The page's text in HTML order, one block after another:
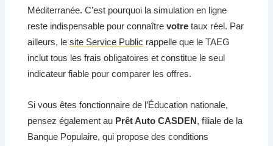
Méditerranée. C’est pourquoi la simulation en ligne
reste indispensable pour connaîtrevotre taux réel. Par
ailleurs, lesite Service Public rappelle que le TAEG
inclut tous les frais obligatoires et constitue le seul
indicateur fiable pour comparer les offres.
Si vous êtes fonctionnaire de l’Éducation nationale,
pensez également au Prêt Auto CASDEN, filiale de la
Banque Populaire, qui propose des conditions